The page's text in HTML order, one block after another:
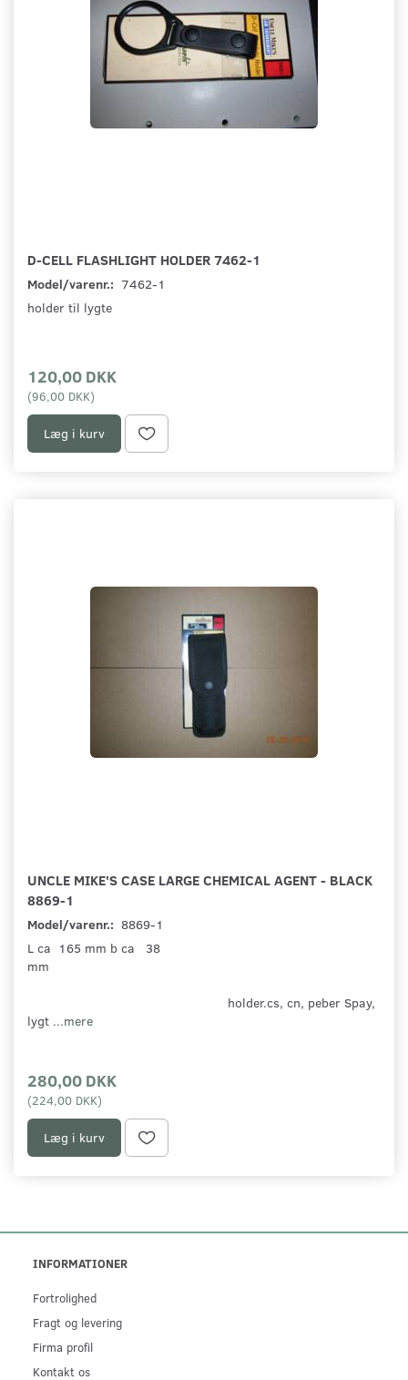
D-CELL FLASHLIGHT HOLDER 7462-1
Model/varenr.: 7462-1
holder til lygte
120,00 DKK
(96,00 DKK)
Læg i kurv
UNCLE MIKE'S CASE LARGE CHEMICAL AGENT - BLACK
8869-1
Model/varenr.: 8869-1
L ca 165 mm b ca 38
mm
holder.cs, cn, peber Spay,
lygt ...mere
280,00 DKK
(224,00 DKK)
Læg i kurv
INFORMATIONER
Fortrolighed
Fragt og levering
Firma profil
Kontakt os